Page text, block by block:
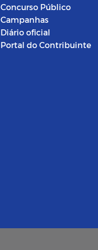
Concurso Público
Campanhas
Diário oficial
Portal do Contribuinte